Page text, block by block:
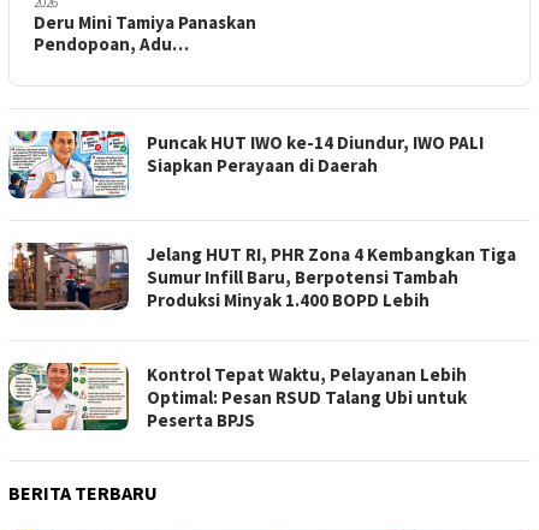
Deru Mini Tamiya Panaskan
Pendopoan, Adu…
Puncak HUT IWO ke-14 Diundur, IWO PALI
Siapkan Perayaan di Daerah
Jelang HUT RI, PHR Zona 4 Kembangkan Tiga
Sumur Infill Baru, Berpotensi Tambah
Produksi Minyak 1.400 BOPD Lebih
Kontrol Tepat Waktu, Pelayanan Lebih
Optimal: Pesan RSUD Talang Ubi untuk
Peserta BPJS
BERITA TERBARU